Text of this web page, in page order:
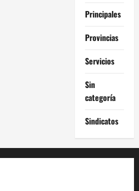
Principales
Provincias
Servicios
Sin
categoría
Sindicatos